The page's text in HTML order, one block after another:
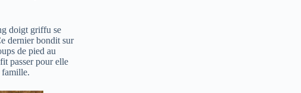
doigt griffu se
dernier bondit sur
de pied au
passer pour elle
famille.